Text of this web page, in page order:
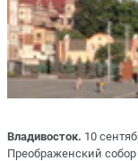
Владивосток. 10
Преображенский